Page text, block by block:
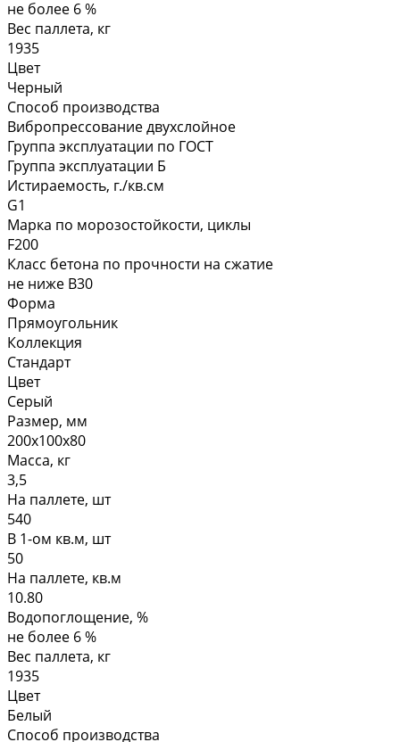
не более 6 %
Вес паллета, кг
1935
Цвет
Черный
Способ производства
Вибропрессование двухслойное
Группа эксплуатации по ГОСТ
Группа эксплуатации Б
Истираемость, г./кв.см
G1
Марка по морозостойкости, циклы
F200
Класс бетона по прочности на сжатие
не ниже В30
Форма
Прямоугольник
Коллекция
Стандарт
Цвет
Серый
Размер, мм
200х100х80
Масса, кг
3,5
На паллете, шт
540
В 1-ом кв.м, шт
50
На паллете, кв.м
10.80
Водопоглощение, %
не более 6 %
Вес паллета, кг
1935
Цвет
Белый
Способ производства